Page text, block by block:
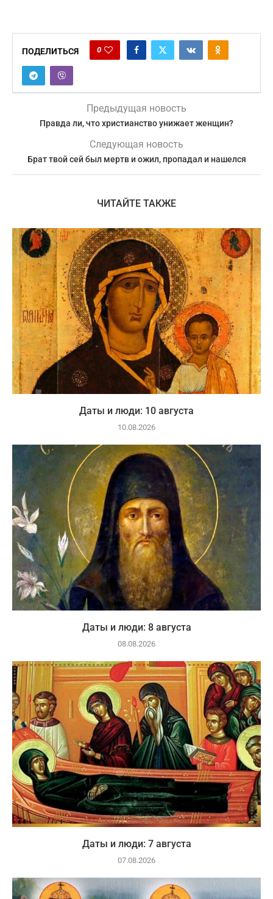
ПОДЕЛИТЬСЯ 0
Предыдущая новость
Правда ли, что христианство унижает женщин?
Следующая новость
Брат твой сей был мертв и ожил, пропадал и нашелся
ЧИТАЙТЕ ТАКЖЕ
Даты и люди: 10 августа
10.08.2026
Даты и люди: 8 августа
08.08.2026
Даты и люди: 7 августа
07.08.2026